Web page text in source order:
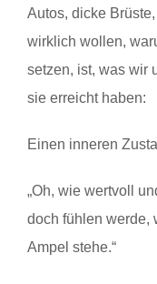
Autos, dicke
wirklich wollen,
setzen, ist, was wir
sie erreicht haben:
Einen inneren
„Oh, wie wertvoll
doch fühlen werde,
Ampel stehe.“